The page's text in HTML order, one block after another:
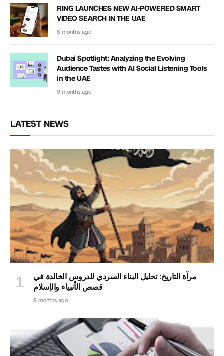
RING LAUNCHES NEW AI-POWERED SMART
VIDEO SEARCH IN THE UAE
8 months ago
Dubai Spotlight: Analyzing the Evolving
Audience Tastes with AI Social Listening Tools
in the UAE
9 months ago
LATEST NEWS
مرآة التاريخ: تحليل البناء السردي للدروس الخالدة في
قصص الأنبياء والإسلام
9 months ago